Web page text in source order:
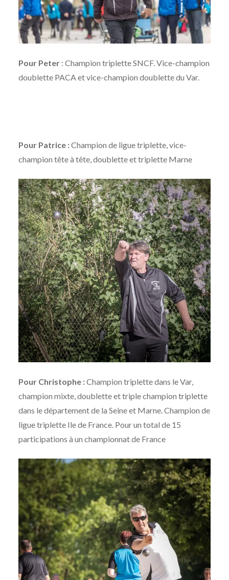
Pour Peter: Champion triplette SNCF. Vice-champion
doublette PACA et vice-champion doublette du Var.
Pour Patrice :Champion de ligue triplette, vice-
champion tête à tête, doublette et triplette Marne
Pour Christophe :Champion triplette dans le Var,
champion mixte, doublette et triple champion triplette
dans le département de la Seine et Marne. Champion de
ligue triplette Ile de France. Pour un total de 15
participations à un championnat de France